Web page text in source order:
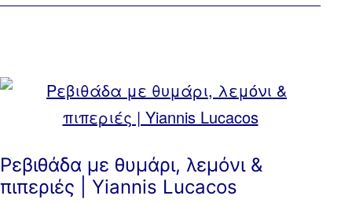
Ρεβιθάδα με θυμάρι, λεμόνι &
πιπεριές | Yiannis Lucacos